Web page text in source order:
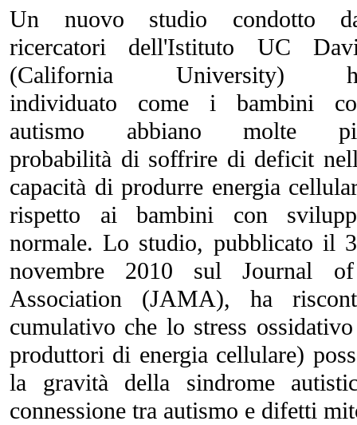
Un nuovo studio condotto
ricercatori dell'Istituto UC
(California University)
individuato come i bambini
autismo abbiano molte
probabilità di soffrire di deficit
capacità di produrre energia
rispetto ai bambini con
normale. Lo studio, pubblicato il
novembre 2010 sul Journal
Association (JAMA), ha
cumulativo che lo stress
produttori di energia cellulare)
la gravità della sindrome
connessione tra autismo e difetti